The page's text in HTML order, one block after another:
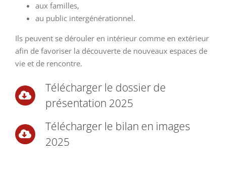
aux familles,
au public intergénérationnel.
Ils peuvent se dérouler en intérieur comme en extérieur
afin de favoriser la découverte de nouveaux espaces de
vie et de rencontre.
Télécharger le dossier de
présentation 2025
Télécharger le bilan en images
2025